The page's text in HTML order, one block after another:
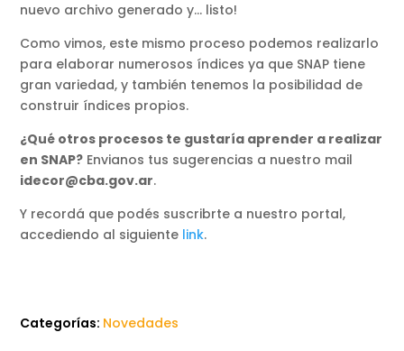
nuevo archivo generado y… listo!
Como vimos, este mismo proceso podemos realizarlo
para elaborar numerosos índices ya que SNAP tiene
gran variedad, y también tenemos la posibilidad de
construir índices propios.
¿Qué otros procesos te gustaría aprender a realizar
en SNAP? Envianos tus sugerencias a nuestro mail
idecor@cba.gov.ar.
Y recordá que podés suscribrte a nuestro portal,
accediendo al siguiente link.
Categorías: Novedades